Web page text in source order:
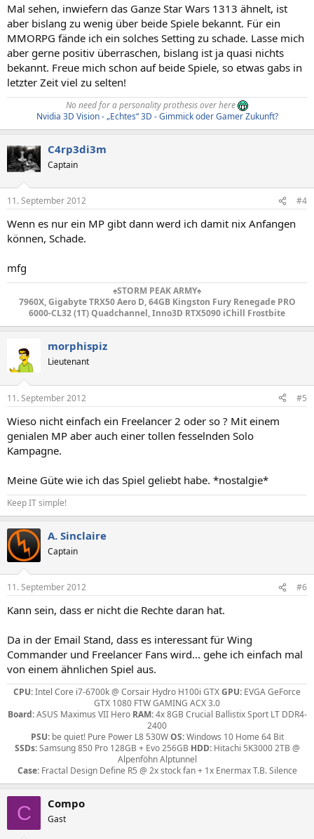
Mal sehen, inwiefern das Ganze Star Wars 1313 ähnelt, ist
aber bislang zu wenig über beide Spiele bekannt. Für ein
MMORPG fände ich ein solches Setting zu schade. Lasse mich
aber gerne positiv überraschen, bislang ist ja quasi nichts
bekannt. Freue mich schon auf beide Spiele, so etwas gabs in
letzter Zeit viel zu selten!
No need for a personality prothesis over here
Nvidia 3D Vision - „Echtes“ 3D - Gimmick oder Gamer Zukunft?
C4rp3di3m
Captain
11. September 2012 #4
Wenn es nur ein MP gibt dann werd ich damit nix Anfangen
können, Schade.
mfg
♠️STORM PEAK ARMY♠️
7960X, Gigabyte TRX50 Aero D, 64GB Kingston Fury Renegade PRO
6000-CL32 (1T) Quadchannel, Inno3D RTX5090 iChill Frostbite
morphispiz
Lieutenant
11. September 2012 #5
Wieso nicht einfach ein Freelancer 2 oder so ? Mit einem
genialen MP aber auch einer tollen fesselnden Solo
Kampagne.
Meine Güte wie ich das Spiel geliebt habe. *nostalgie*
Keep IT simple!
A. Sinclaire
Captain
11. September 2012 #6
Kann sein, dass er nicht die Rechte daran hat.
Da in der Email Stand, dass es interessant für Wing
Commander und Freelancer Fans wird... gehe ich einfach mal
von einem ähnlichen Spiel aus.
CPU:Intel Core i7-6700k @ Corsair Hydro H100i GTXGPU: EVGA GeForce
GTX 1080 FTW GAMING ACX 3.0
Board:ASUS Maximus VII Hero RAM:4x 8GB Crucial Ballistix Sport LT DDR4-
2400
PSU:be quiet! Pure Power L8 530WOS:Windows 10 Home 64 Bit
SSDs:Samsung 850 Pro 128GB + Evo 256GB HDD:Hitachi 5K3000 2TB @
Alpenföhn Alptunnel
Case:Fractal Design Define R5 @ 2x stock fan + 1x Enermax T.B. Silence​
C Compo
Gast